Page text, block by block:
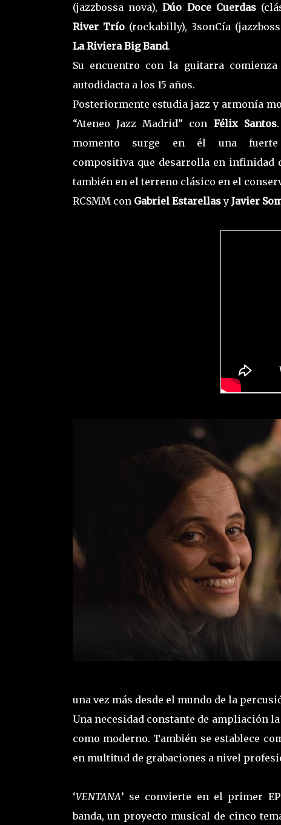
(jazzbossa nova),Dúo Doce Cuerdas
River Trío(rockabilly), 3sonCía
La Riviera Big Band.
Su encuentro con la guitarra comienza
autodidacta a los 15 años.
Posteriormente estudia jazz y armonía
“Ateneo Jazz Madrid” con Félix Santos
momento surge en él una fuerte
compositiva que desarrolla en infinidad
también en el terreno clásico en el
RCSMM con Gabriel Estarellasy Javier
una vez más desde el mundo de la
Una necesidad constante de ampliación
como moderno. También se establece
en multitud de grabaciones a nivel
‘VENTANA’ se convierte en el primer
banda, un proyecto musical de cinco